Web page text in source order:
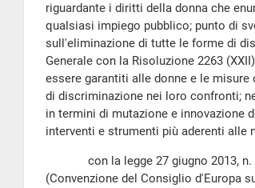
riguardante i diritti della donna che
qualsiasi impiego pubblico; punto di
sull'eliminazione di tutte le forme di
Generale con la Risoluzione 2263
essere garantiti alle donne e le
di discriminazione nei loro confronti;
in termini di mutazione e innovazione
interventi e strumenti più aderenti alle
con la legge 27 giugno 2013, n.
(Convenzione del Consiglio d'Europa